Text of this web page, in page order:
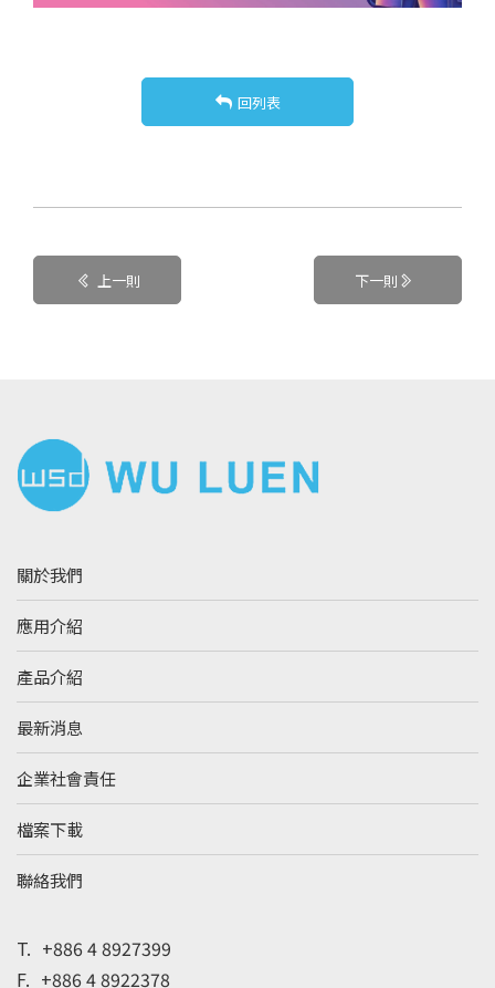
回列表
上一則 下一則
T. +886 4 8927399
F. +886 4 8922378
關於我們
應用介紹
產品介紹
最新消息
企業社會責任
檔案下載
聯絡我們